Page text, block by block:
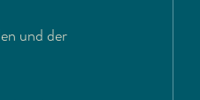
und der